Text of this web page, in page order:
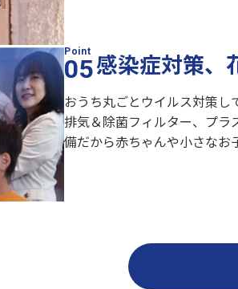
感染症対策、
おうち丸ごとウイルス対策し
排気＆除菌フィルター、プラ
備だから赤ちゃんや小さなお